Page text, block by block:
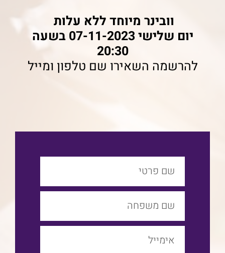
וובינר מיוחד ללא עלות
יום שלישי 07-11-2023 בשעה
20:30
להרשמה השאירו שם טלפון ומייל
FirstName
LastName
Email